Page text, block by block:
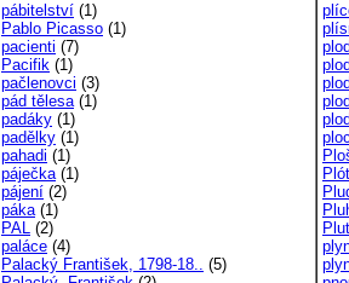
pábitelství (1)
Pablo Picasso (1)
pacienti (7)
Pacifik (1)
pačlenovci (3)
pád tělesa(1)
padáky (1)
padělky (1)
pahadi (1)
páječka(1)
pájení (2)
páka(1)
PAL (2)
paláce (4)
Palacký František, 1798-18.. (5)
plod